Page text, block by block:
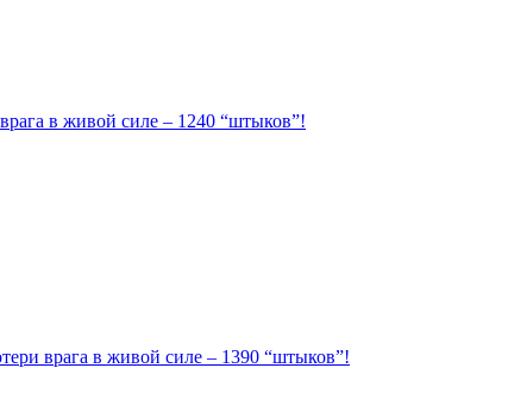
в живой силе – 1240 “штыков”!
врага в живой силе – 1390 “штыков”!